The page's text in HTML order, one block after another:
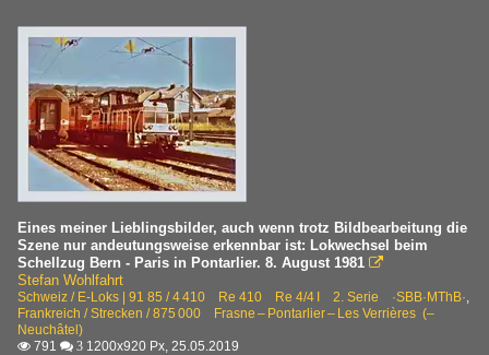
Eines meiner Lieblingsbilder, auch wenn trotz Bildbearbeitung die
Szene nur andeutungsweise erkennbar ist: Lokwechsel beim
Schellzug Bern - Paris in Pontarlier. 8. August 1981 
Stefan Wohlfahrt
Schweiz / E-Loks | 91 85 / 4 410 Re 410 Re 4/4 I 2. Serie ·SBB·MThB·
Frankreich / Strecken / 875 000 Frasne – Pontarlier – Les Verrières (–
Neuchâtel)
 791  3 1200x920 Px, 25.05.2019